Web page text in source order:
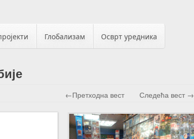
Глобализам Осврт уредника
←Претходна вест Следећа вест →